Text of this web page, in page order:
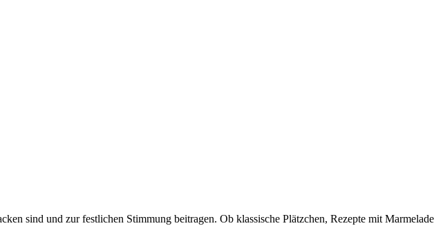
sind und zur festlichen Stimmung beitragen. Ob klassische Plätzchen, Rezepte mit Marmelade